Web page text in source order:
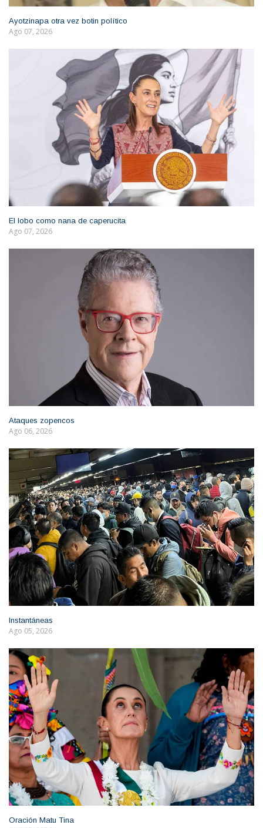
Ayotzinapa otra vez botin político
Ago 07, 2026
El lobo como nana de caperucita
Ago 07, 2026
Ataques zopencos
Ago 06, 2026
Instantáneas
Ago 05, 2026
Oración Matu Tina